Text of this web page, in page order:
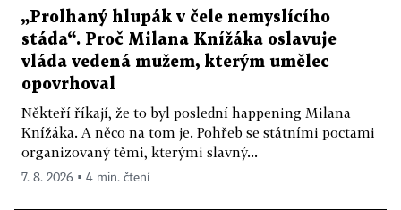
„Prolhaný hlupák v čele nemyslícího
stáda“. Proč Milana Knížáka oslavuje
vláda vedená mužem, kterým umělec
opovrhoval
Někteří říkají, že to byl poslední happening Milana
Knížáka. A něco na tom je. Pohřeb se státními poctami
organizovaný těmi, kterými slavný...
7. 8. 2026 ▪ 4 min. čtení